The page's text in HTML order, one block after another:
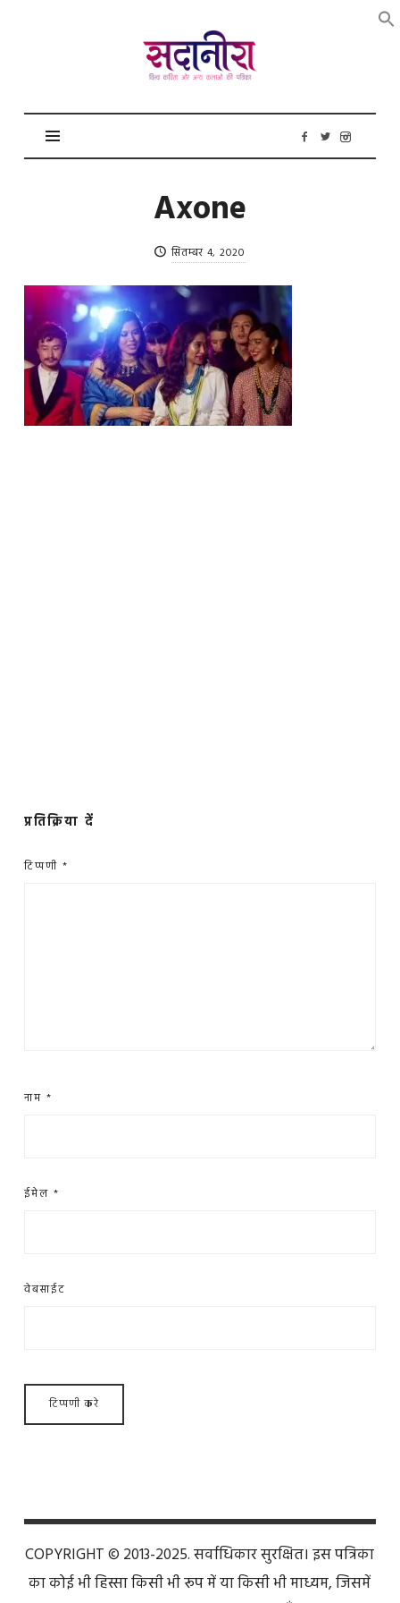
सदानीरा
Axone
सितम्बर 4, 2020
प्रतिक्रिया दें
टिप्पणी *
नाम *
ईमेल *
वेबसाईट
COPYRIGHT © 2013-2025. सर्वाधिकार सुरक्षित। इस पत्रिका
का कोई भी हिस्सा किसी भी रूप में या किसी भी माध्यम, जिसमें